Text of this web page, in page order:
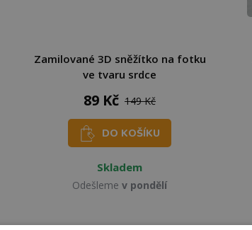
Zamilované 3D sněžítko na fotku
ve tvaru srdce
89 Kč 149 Kč
DO KOŠÍKU
Skladem
Odešleme v pondělí